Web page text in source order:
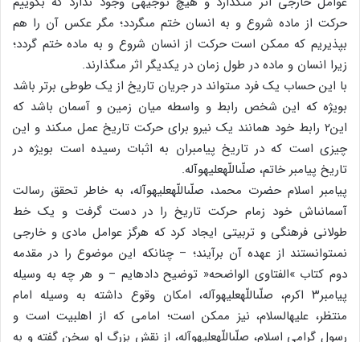
حرکت از ماده شروع و به انسان ختم مى‏گردد؛ مگر عکس آن را هم
بپذیریم که ممکن است حرکت از انسان شروع و به ماده ختم گردد؛
زیرا انسان و ماده در طول زمان در یکدیگر اثر مى‏گذارند.
با این حساب یک فرد مى‏تواند در جریان تاریخ از یک طوطى برتر باشد
بویژه که این شخص رابط و واسطه میان زمین و آسمان باشد که
این۲ رابط خود همانند یک نیرو براى حرکت تاریخ عمل مى‏کند و این
چیزى است که در تاریخ پیامبران به اثبات رسیده است بویژه در
تاریخ پیامبر خاتم، صلّى‏اللّه‏علیه‏وآله.
پیامبر اسلام حضرت محمد، صلّى‏اللّه‏علیه‏وآله، به خاطر تحقق رسالت
آسمانى‏اش خود زمام حرکت تاریخ را در دست گرفت و یک خط
طولانى فرهنگى و تربیتى ایجاد کرد که هرگز عوامل مادى و خارجى
نمى‏توانستند از عهده آن برآیند؛ – چنانکه این موضوع را در مقدمه
دوم کتاب »الفتاوى الواضحه« توضیح داده‏ایم – و هر چه به وسیله
پیامبر۳ اکرم، صلّى‏اللّه‏علیه‏وآله، امکان وقوع داشته به وسیله امام
منتظر، علیه‏السلام، نیز ممکن است؛ امامى که از اهل‏بیت است و
رسول گرامى اسلام، صلّى‏اللّه‏علیه‏وآله، از نقش بزرگ او سخن گفته و به